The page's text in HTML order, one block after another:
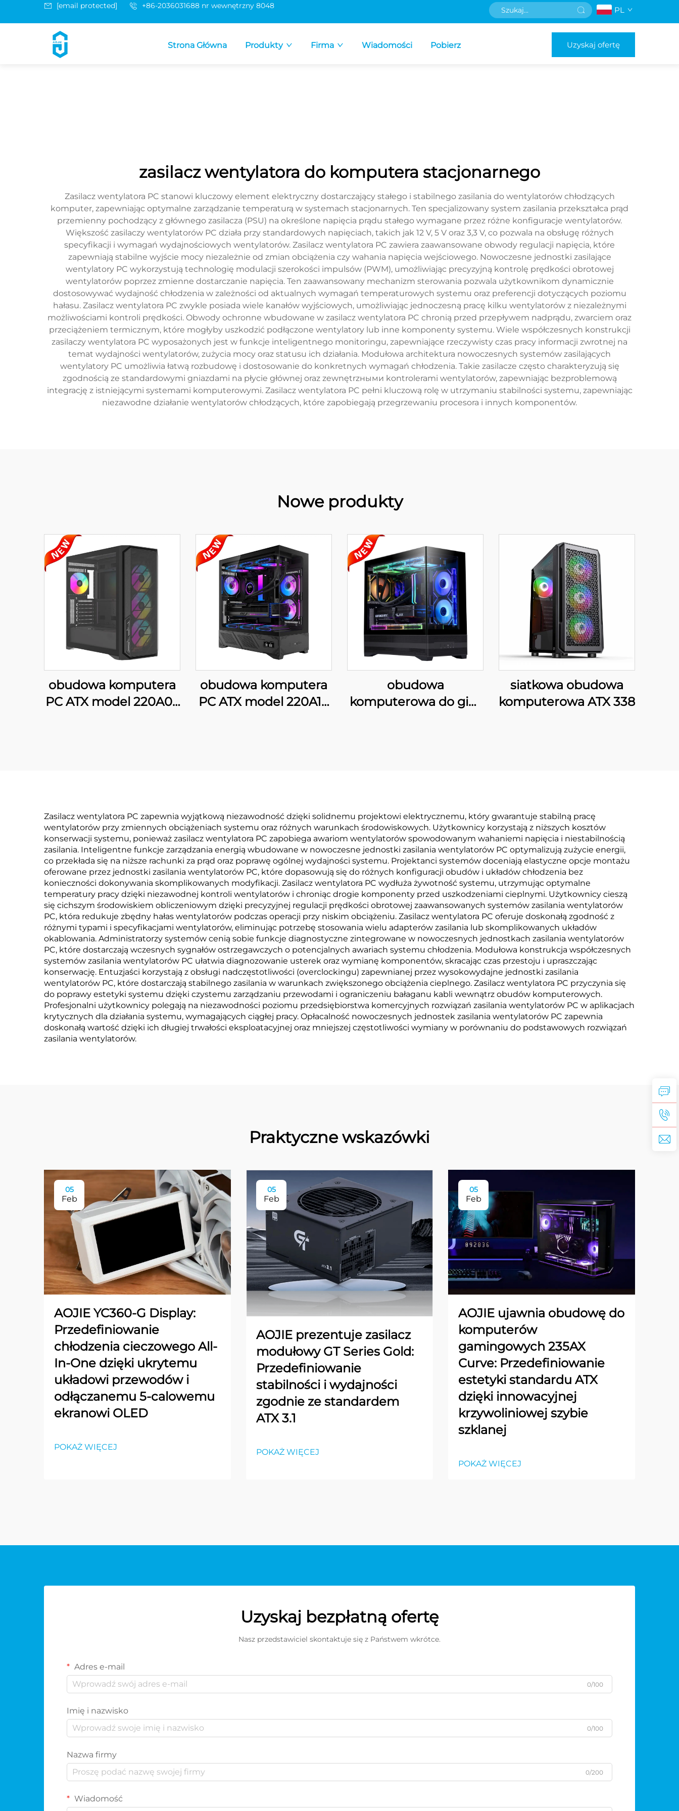
[email protected] +86-2036031688 nr wewnętrzny 8048 PL
Strona Główna Produkty Firma Wiadomości Pobierz Uzyskaj ofertę
zasilacz wentylatora do komputera stacjonarnego
Zasilacz wentylatora PC stanowi kluczowy element elektryczny dostarczający stałego i stabilnego zasilania do wentylatorów chłodzących
komputer, zapewniając optymalne zarządzanie temperaturą w systemach stacjonarnych. Ten specjalizowany system zasilania przekształca prąd
przemienny pochodzący z głównego zasilacza (PSU) na określone napięcia prądu stałego wymagane przez różne konfiguracje wentylatorów.
Większość zasilaczy wentylatorów PC działa przy standardowych napięciach, takich jak 12 V, 5 V oraz 3,3 V, co pozwala na obsługę różnych
specyfikacji i wymagań wydajnościowych wentylatorów. Zasilacz wentylatora PC zawiera zaawansowane obwody regulacji napięcia, które
zapewniają stabilne wyjście mocy niezależnie od zmian obciążenia czy wahania napięcia wejściowego. Nowoczesne jednostki zasilające
wentylatory PC wykorzystują technologię modulacji szerokości impulsów (PWM), umożliwiając precyzyjną kontrolę prędkości obrotowej
wentylatorów poprzez zmienne dostarczanie napięcia. Ten zaawansowany mechanizm sterowania pozwala użytkownikom dynamicznie
dostosowywać wydajność chłodzenia w zależności od aktualnych wymagań temperaturowych systemu oraz preferencji dotyczących poziomu
hałasu. Zasilacz wentylatora PC zwykle posiada wiele kanałów wyjściowych, umożliwiając jednoczesną pracę kilku wentylatorów z niezależnymi
możliwościami kontroli prędkości. Obwody ochronne wbudowane w zasilacz wentylatora PC chronią przed przepływem nadprądu, zwarciem oraz
przeciążeniem termicznym, które mogłyby uszkodzić podłączone wentylatory lub inne komponenty systemu. Wiele współczesnych konstrukcji
zasilaczy wentylatora PC wyposażonych jest w funkcje inteligentnego monitoringu, zapewniające rzeczywisty czas pracy informacji zwrotnej na
temat wydajności wentylatorów, zużycia mocy oraz statusu ich działania. Modułowa architektura nowoczesnych systemów zasilających
wentylatory PC umożliwia łatwą rozbudowę i dostosowanie do konkretnych wymagań chłodzenia. Takie zasilacze często charakteryzują się
zgodnością ze standardowymi gniazdami na płycie głównej oraz zewnętrzными kontrolerami wentylatorów, zapewniając bezproblemową
integrację z istniejącymi systemami komputerowymi. Zasilacz wentylatora PC pełni kluczową rolę w utrzymaniu stabilności systemu, zapewniając
niezawodne działanie wentylatorów chłodzących, które zapobiegają przegrzewaniu procesora i innych komponentów.
Nowe produkty
obudowa komputera
PC ATX model 220A02
obudowa komputera
PC ATX model 220A10
obudowa
komputerowa do gier
siatkowa obudowa
komputerowa ATX 338
Zasilacz wentylatora PC zapewnia wyjątkową niezawodność dzięki solidnemu projektowi elektrycznemu, który gwarantuje stabilną pracę
wentylatorów przy zmiennych obciążeniach systemu oraz różnych warunkach środowiskowych. Użytkownicy korzystają z niższych kosztów
konserwacji systemu, ponieważ zasilacz wentylatora PC zapobiega awariom wentylatorów spowodowanym wahaniemi napięcia i niestabilnością
zasilania. Inteligentne funkcje zarządzania energią wbudowane w nowoczesne jednostki zasilania wentylatorów PC optymalizują zużycie energii,
co przekłada się na niższe rachunki za prąd oraz poprawę ogólnej wydajności systemu. Projektanci systemów doceniają elastyczne opcje montażu
oferowane przez jednostki zasilania wentylatorów PC, które dopasowują się do różnych konfiguracji obudów i układów chłodzenia bez
konieczności dokonywania skomplikowanych modyfikacji. Zasilacz wentylatora PC wydłuża żywotność systemu, utrzymując optymalne
temperatury pracy dzięki niezawodnej kontroli wentylatorów i chroniąc drogie komponenty przed uszkodzeniami cieplnymi. Użytkownicy cieszą
się cichszym środowiskiem obliczeniowym dzięki precyzyjnej regulacji prędkości obrotowej zaawansowanych systemów zasilania wentylatorów
PC, która redukuje zbędny hałas wentylatorów podczas operacji przy niskim obciążeniu. Zasilacz wentylatora PC oferuje doskonałą zgodność z
różnymi typami i specyfikacjami wentylatorów, eliminując potrzebę stosowania wielu adapterów zasilania lub skomplikowanych układów
okablowania. Administratorzy systemów cenią sobie funkcje diagnostyczne zintegrowane w nowoczesnych jednostkach zasilania wentylatorów
PC, które dostarczają wczesnych sygnałów ostrzegawczych o potencjalnych awariach systemu chłodzenia. Modułowa konstrukcja współczesnych
systemów zasilania wentylatorów PC ułatwia diagnozowanie usterek oraz wymianę komponentów, skracając czas przestoju i upraszczając
konserwację. Entuzjaści korzystają z obsługi nadczęstotliwości (overclockingu) zapewnianej przez wysokowydajne jednostki zasilania
wentylatorów PC, które dostarczają stabilnego zasilania w warunkach zwiększonego obciążenia cieplnego. Zasilacz wentylatora PC przyczynia się
do poprawy estetyki systemu dzięki czystemu zarządzaniu przewodami i ograniczeniu bałaganu kabli wewnątrz obudów komputerowych.
Profesjonalni użytkownicy polegają na niezawodności poziomu przedsiębiorstwa komercyjnych rozwiązań zasilania wentylatorów PC w aplikacjach
krytycznych dla działania systemu, wymagających ciągłej pracy. Opłacalność nowoczesnych jednostek zasilania wentylatorów PC zapewnia
doskonałą wartość dzięki ich długiej trwałości eksploatacyjnej oraz mniejszej częstotliwości wymiany w porównaniu do podstawowych rozwiązań
zasilania wentylatorów.
Praktyczne wskazówki
05
Feb
AOJIE YC360-G Display:
Przedefiniowanie
chłodzenia cieczowego All-
In-One dzięki ukrytemu
układowi przewodów i
odłączanemu 5-calowemu
ekranowi OLED
POKAŻ WIĘCEJ
05
Feb
AOJIE prezentuje zasilacz
modułowy GT Series Gold:
Przedefiniowanie
stabilności i wydajności
zgodnie ze standardem
ATX 3.1
POKAŻ WIĘCEJ
05
Feb
AOJIE ujawnia obudowę do
komputerów
gamingowych 235AX
Curve: Przedefiniowanie
estetyki standardu ATX
dzięki innowacyjnej
krzywoliniowej szybie
szklanej
POKAŻ WIĘCEJ
Uzyskaj bezpłatną ofertę
Nasz przedstawiciel skontaktuje się z Państwem wkrótce.
Adres e-mail
0/100
Imię i nazwisko
0/100
Nazwa firmy
0/200
Wiadomość